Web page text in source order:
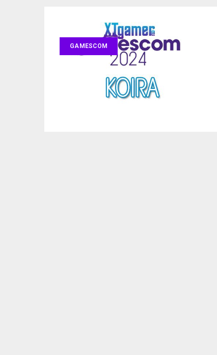
GAMESCOM